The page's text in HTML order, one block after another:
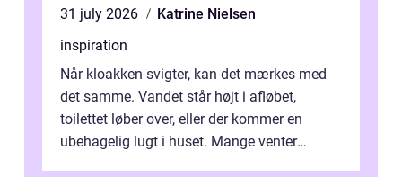
31 july 2026
Katrine Nielsen
inspiration
Når kloakken svigter, kan det mærkes med
det samme. Vandet står højt i afløbet,
toilettet løber over, eller der kommer en
ubehagelig lugt i huset. Mange venter